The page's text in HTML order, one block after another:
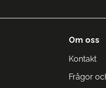
Om oss
Kontakt
Frågor